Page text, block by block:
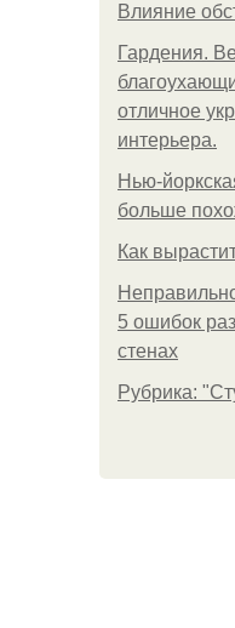
Влияние
Гардения.
отличное
интерьера.
Нью-
больше
Как
5 ошибок
стенах
Рубрика: